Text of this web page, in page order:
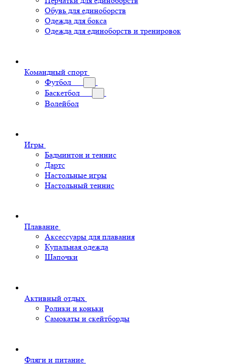
Обувь для единоборств
Одежда для бокса
Одежда для единоборств и тренировок
Командный спорт
Футбол
Баскетбол
Волейбол
Игры
Бадминтон и теннис
Дартс
Настольные игры
Настольный теннис
Плавание
Аксессуары для плавания
Купальная одежда
Шапочки
Активный отдых
Ролики и коньки
Самокаты и скейтборды
Фляги и питание